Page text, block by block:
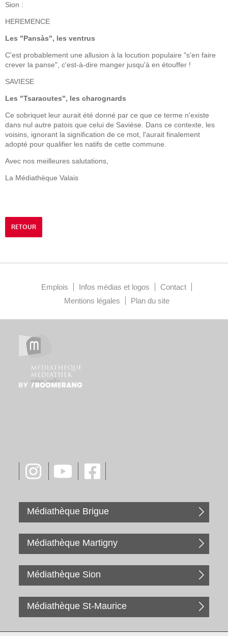
Sion :
HEREMENCE
Les "Pansàs", les ventrus
C'est probablement une allusion à la locution populaire "s'en faire
crever la panse", c'est-à-dire manger jusqu'à en étouffer !
SAVIESE
Les "Tsaraoutes", les charognards
Ce sobriquet leur aurait été donné par ce que ce terme n'existe
dans nul autre patois que celui de Savièse. Dans ce contexte, les
voisins, ignorant la signification de ce mot, l'aurait finalement
adopté pour qualifier les natifs de cette commune.
Avec nos meilleures salutations,
La Médiathèque Valais
RETOUR
Emplois Infos médias et logos
Contact
Mentions légales
Plan du site
Médiathèque Brigue
Médiathèque Martigny
Médiathèque Sion
Médiathèque St-Maurice